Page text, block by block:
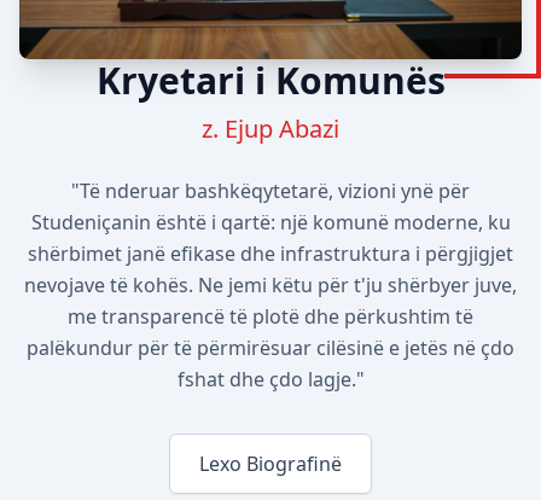
Kryetari i Komunës
z. Ejup Abazi
"Të nderuar bashkëqytetarë, vizioni ynë për
Studeniçanin është i qartë: një komunë moderne, ku
shërbimet janë efikase dhe infrastruktura i përgjigjet
nevojave të kohës. Ne jemi këtu për t'ju shërbyer juve,
me transparencë të plotë dhe përkushtim të
palëkundur për të përmirësuar cilësinë e jetës në çdo
fshat dhe çdo lagje."
Lexo Biografinë